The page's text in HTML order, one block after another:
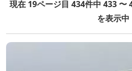
現在 19ページ目 434件中 433 〜
を表示中